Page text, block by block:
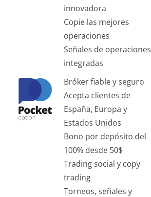
innovadora
Copie las mejores
operaciones
Señales de operaciones
integradas
Bróker fiable y seguro
Acepta clientes de
España, Europa y
Estados Unidos
Bono por depósito del
100% desde 50$
Trading social y copy
trading
Torneos, señales y